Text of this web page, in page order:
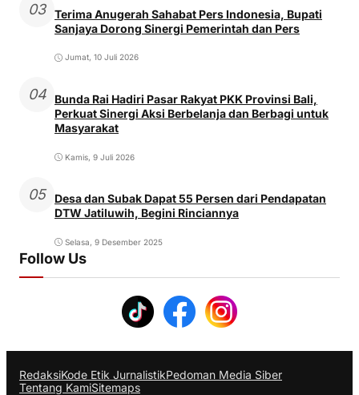
03
Terima Anugerah Sahabat Pers Indonesia, Bupati
Sanjaya Dorong Sinergi Pemerintah dan Pers
Jumat, 10 Juli 2026
04
Bunda Rai Hadiri Pasar Rakyat PKK Provinsi Bali,
Perkuat Sinergi Aksi Berbelanja dan Berbagi untuk
Masyarakat
Kamis, 9 Juli 2026
05
Desa dan Subak Dapat 55 Persen dari Pendapatan
DTW Jatiluwih, Begini Rinciannya
Selasa, 9 Desember 2025
Follow Us
RedaksiKode Etik JurnalistikPedoman Media Siber
Tentang KamiSitemaps